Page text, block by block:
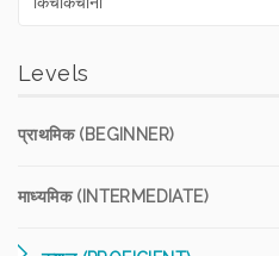
Levels
प्राथमिक (BEGINNER)
माध्यमिक (INTERMEDIATE)